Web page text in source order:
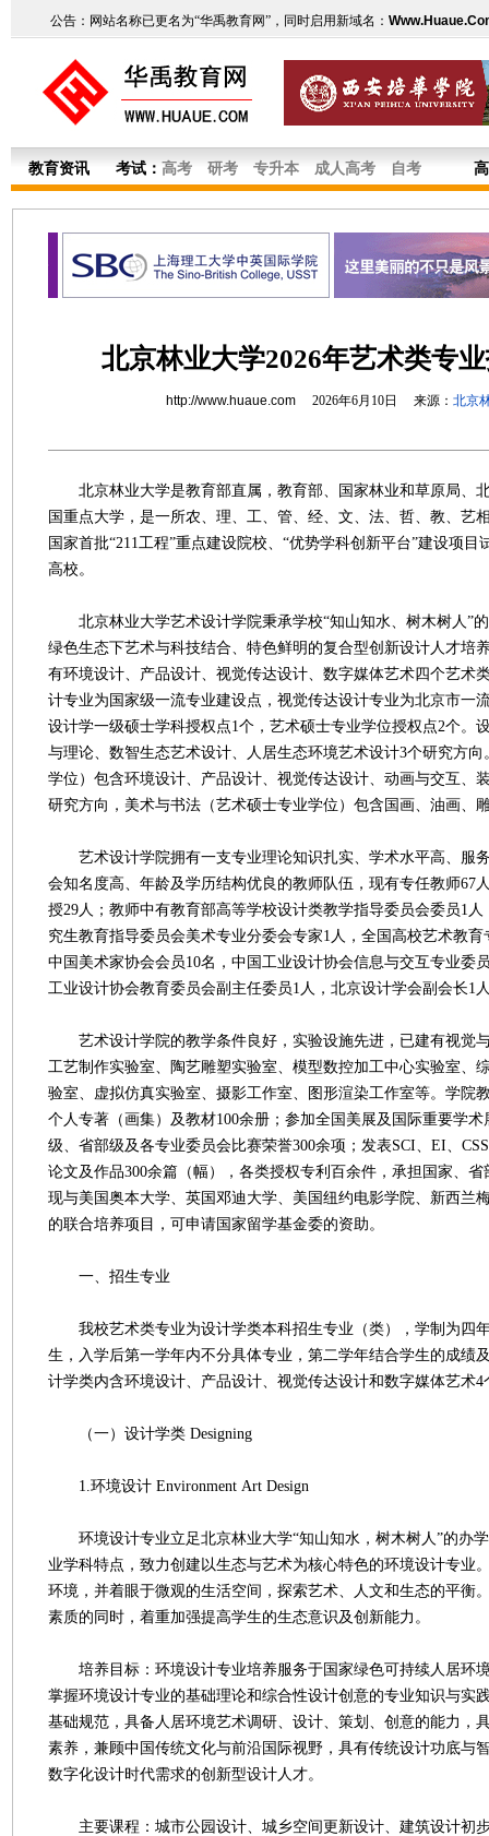
公告：网站名称已更名为“华禹教育网”，同时启用新域名：
教育资讯 考试： 高考 研考 专升本 成人高考 自考
北京林业大学2026年艺术类专
http://www.huaue.com2026年6月10日 来源： 北京
北京林业大学是教育部直属，教育部、国家林业和草原局、
国重点大学，是一所农、理、工、管、经、文、法、哲、教、艺
国家首批“211工程”重点建设院校、“优势学科创新平台”建设项目
高校。
北京林业大学艺术设计学院秉承学校“知山知水、树木树人”
绿色生态下艺术与科技结合、特色鲜明的复合型创新设计人才培
有环境设计、产品设计、视觉传达设计、数字媒体艺术四个艺术
计专业为国家级一流专业建设点，视觉传达设计专业为北京市一
设计学一级硕士学科授权点1个，艺术硕士专业学位授权点2个。
与理论、数智生态艺术设计、人居生态环境艺术设计3个研究方
学位）包含环境设计、产品设计、视觉传达设计、动画与交互、
研究方向，美术与书法（艺术硕士专业学位）包含国画、油画、
艺术设计学院拥有一支专业理论知识扎实、学术水平高、服
会知名度高、年龄及学历结构优良的教师队伍，现有专任教师67
授29人；教师中有教育部高等学校设计类教学指导委员会委员1
究生教育指导委员会美术专业分委会专家1人，全国高校艺术教
中国美术家协会会员10名，中国工业设计协会信息与交互专业委
工业设计协会教育委员会副主任委员1人，北京设计学会副会长1
艺术设计学院的教学条件良好，实验设施先进，已建有视觉
工艺制作实验室、陶艺雕塑实验室、模型数控加工中心实验室、
验室、虚拟仿真实验室、摄影工作室、图形渲染工作室等。学院
个人专著（画集）及教材100余册；参加全国美展及国际重要学术
级、省部级及各专业委员会比赛荣誉300余项；发表SCI、EI、
论文及作品300余篇（幅），各类授权专利百余件，承担国家、省
现与美国奥本大学、英国邓迪大学、美国纽约电影学院、新西兰
的联合培养项目，可申请国家留学基金委的资助。
一、招生专业
我校艺术类专业为设计学类本科招生专业（类），学制为四
生，入学后第一学年内不分具体专业，第二学年结合学生的成绩
计学类内含环境设计、产品设计、视觉传达设计和数字媒体艺术4
（一）设计学类 Designing
1.环境设计 Environment Art Design
环境设计专业立足北京林业大学“知山知水，树木树人”的办
业学科特点，致力创建以生态与艺术为核心特色的环境设计专业
环境，并着眼于微观的生活空间，探索艺术、人文和生态的平衡
素质的同时，着重加强提高学生的生态意识及创新能力。
培养目标：环境设计专业培养服务于国家绿色可持续人居环
掌握环境设计专业的基础理论和综合性设计创意的专业知识与实
基础规范，具备人居环境艺术调研、设计、策划、创意的能力，
素养，兼顾中国传统文化与前沿国际视野，具有传统设计功底与
数字化设计时代需求的创新型设计人才。
主要课程：城市公园设计、城乡空间更新设计、建筑设计初